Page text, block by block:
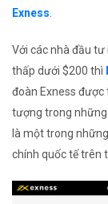
Exness.
Với các nhà đầu
thấp dưới $200 thì
đoàn Exness được
tượng trong những
là một trong
chính quốc tế trên